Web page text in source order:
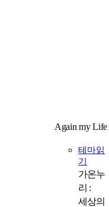
Again my Life
테마읽
기
가온누
리 :
세상의